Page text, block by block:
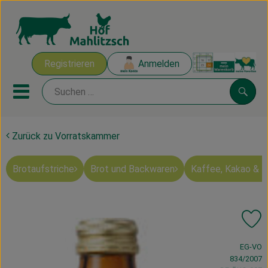
Registrieren Anmelden
Mobiles Menu öffnen oder
Ökokisten
Mahlitzscher Produkte
Obst & Gemüse
Zurück zu Vorratskammer
Brotaufstriche Brot und Backwaren Kaffee, Kakao &
, Verband:
EG-VO
834/2007